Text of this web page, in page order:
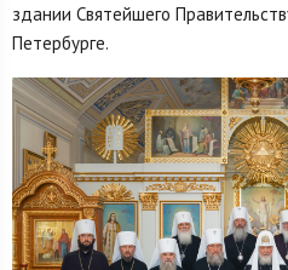
здании Святейшего
Петербурге.